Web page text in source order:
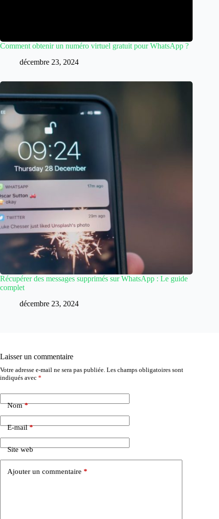
Comment obtenir un numéro virtuel gratuit pour WhatsApp ?
décembre 23, 2024
Récupérer des messages supprimés sur WhatsApp : Le guide
complet
décembre 23, 2024
Laisser un commentaire
Votre adresse e-mail ne sera pas publiée. Les champs obligatoires sont
indiqués avec *
Nom*
E-mail*
Site web
Ajouter un commentaire *